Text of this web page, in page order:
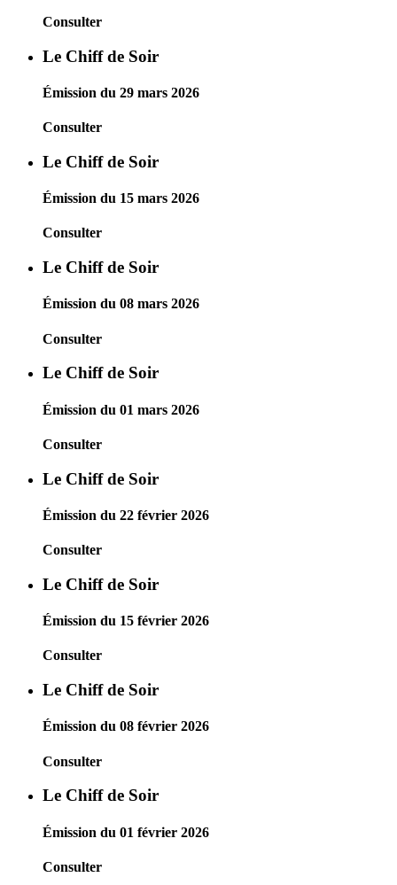
Consulter
Le Chiff de Soir
Émission du 29 mars 2026
Consulter
Le Chiff de Soir
Émission du 15 mars 2026
Consulter
Le Chiff de Soir
Émission du 08 mars 2026
Consulter
Le Chiff de Soir
Émission du 01 mars 2026
Consulter
Le Chiff de Soir
Émission du 22 février 2026
Consulter
Le Chiff de Soir
Émission du 15 février 2026
Consulter
Le Chiff de Soir
Émission du 08 février 2026
Consulter
Le Chiff de Soir
Émission du 01 février 2026
Consulter